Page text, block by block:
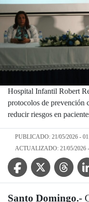
Hospital Infantil Robert
protocolos de prevención
reducir riesgos en
PUBLICADO: 21/05/2026 -
ACTUALIZADO: 21/05/2026
Facebook IconTwitter Icon
Threads
Santo Domingo.-